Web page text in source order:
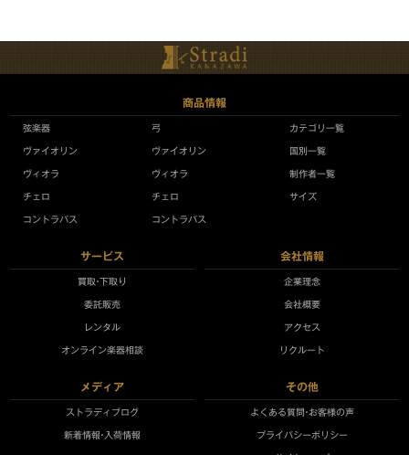
商品情報
弦楽器
ヴァイオリン
ヴィオラ
チェロ
コントラバス
弓
ヴァイオリン
ヴィオラ
チェロ
コントラバス
カテゴリ一覧
国別一覧
制作者一覧
サイズ
サービス
買取•下取り
委託販売
レンタル
オンライン楽器相談
会社情報
企業理念
会社概要
アクセス
リクルート
メディア
ストラディブログ
新着情報•入荷情報
その他
よくある質問•お客様の声
プライバシーポリシー